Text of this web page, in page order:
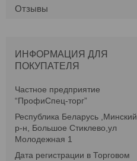
Отзывы
ИНФОРМАЦИЯ ДЛЯ
ПОКУПАТЕЛЯ
Частное предприятие
“ПрофиСпец-торг”
Республика Беларусь ,Минский
р-н, Большое Стиклево,ул
Молодежная 1
Дата регистрации в Торговом